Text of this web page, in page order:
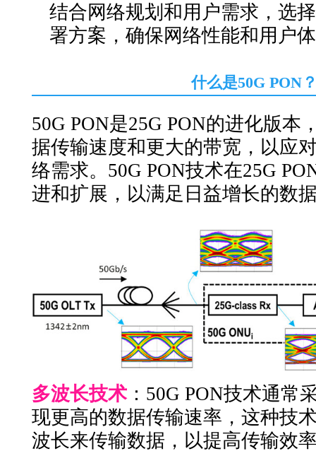
结合网络规划和用户需求，选
署方案，确保网络性能和用户
什么是50G PON
50G PON是25G PON的进化版本
据传输速度和更大的带宽，以应
络需求。50G PON技术在25G
进和扩展，以满足日益增长的数
多波长技术：50G PON技术通常
现更高的数据传输速率，这种技
波长来传输数据，以提高传输效